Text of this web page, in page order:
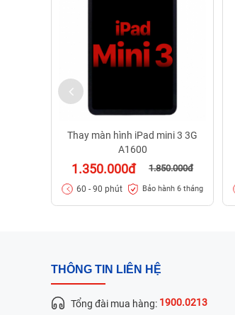
Thay màn hình iPad mini 3 3G
A1600
1.350.000đ 1.850.000đ
60 - 90 phút Bảo hành 6 tháng
THÔNG TIN LIÊN HỆ
Tổng đài mua hàng: 1900.0213